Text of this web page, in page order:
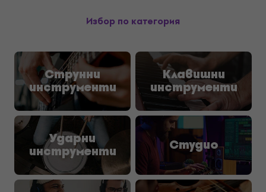
Избор по категория
Струнни
инструменти
Клавишни
инструменти
Ударни
инструменти Студио